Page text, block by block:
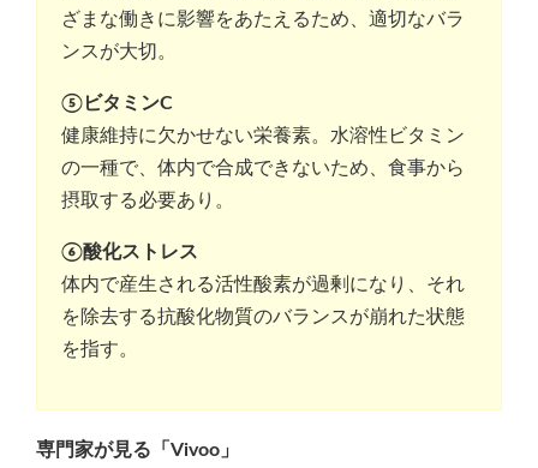
ざまな働きに影響をあたえるため、適切なバラ
ンスが大切。
⑤ビタミンC
健康維持に欠かせない栄養素。水溶性ビタミン
の一種で、体内で合成できないため、食事から
摂取する必要あり。
⑥酸化ストレス
体内で産生される活性酸素が過剰になり、それ
を除去する抗酸化物質のバランスが崩れた状態
を指す。
専門家が見る「Vivoo」